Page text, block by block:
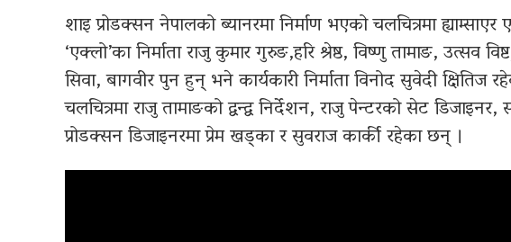
शाइ प्रोडक्सन नेपालको ब्यानरमा निर्माण भएको चलचित्रमा
‘एक्लो’का निर्माता राजु कुमार गुरुङ,हरि श्रेष्ठ, विष्णु तामाङ, उत्सव
सिवा, बागवीर पुन हुन् भने कार्यकारी निर्माता विनोद सुवेदी
चलचित्रमा राजु तामाङको द्वन्द्व निर्देशन, राजु पेन्टरको सेट
प्रोडक्सन डिजाइनरमा प्रेम खड्का र सुवराज कार्की रहेका छन् ।